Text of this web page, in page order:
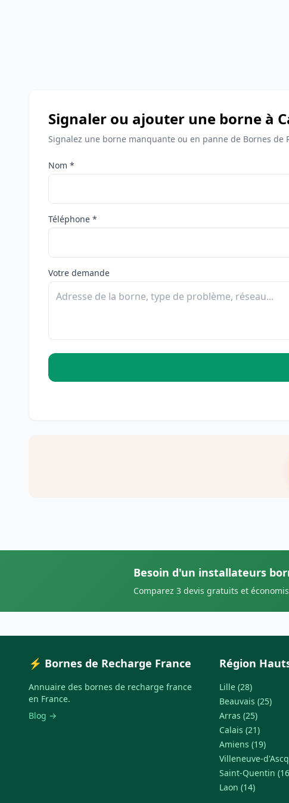
Signaler ou ajouter une borne à
Signalez une borne manquante ou en panne de Bornes de
Nom *
Téléphone *
Votre demande
Besoin d'un installateurs
Comparez 3 devis gratuits et
⚡ Bornes de Recharge France
Annuaire des bornes de recharge france
en France.
Blog →
Région
Lille (28)
Beauvais (25)
Arras (25)
Calais (21)
Amiens (19)
Villeneuve-
Saint-Quentin
Laon (14)